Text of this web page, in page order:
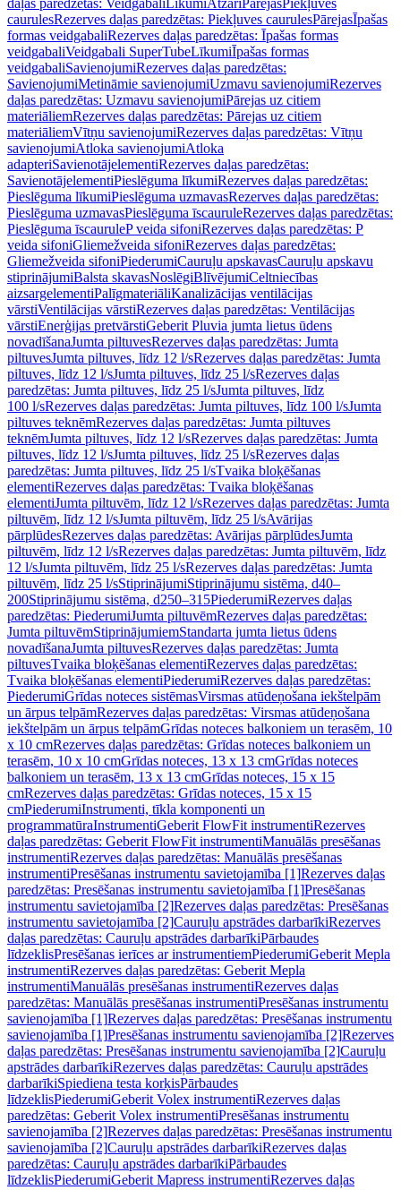
daļas paredzētas: Veidgabali LīkumiAtzari PārejasPiekļuves
caurulesRezerves daļas paredzētas: Piekļuves caurulesPārejasĪpašas
formas veidgabaliRezerves daļas paredzētas: Īpašas formas
veidgabaliVeidgabali SuperTubeLīkumiĪpašas formas
veidgabaliSavienojumiRezerves daļas paredzētas:
SavienojumiMetināmie savienojumiUzmavu savienojumiRezerves
daļas paredzētas: Uzmavu savienojumiPārejas uz citiem
materiāliemRezerves daļas paredzētas: Pārejas uz citiem
materiāliemVītņu savienojumiRezerves daļas paredzētas: Vītņu
savienojumiAtloka savienojumiAtloka
adapteriSavienotājelementiRezerves daļas paredzētas:
SavienotājelementiPieslēguma līkumiRezerves daļas paredzētas:
Pieslēguma līkumiPieslēguma uzmavasRezerves daļas paredzētas:
Pieslēguma uzmavasPieslēguma īscauruleRezerves daļas paredzētas:
Pieslēguma īscauruleP veida sifoniRezerves daļas paredzētas: P
veida sifoniGliemežveida sifoniRezerves daļas paredzētas:
Gliemežveida sifoniPiederumiCauruļu apskavasCauruļu apskavu
stiprinājumiBalsta skavasNoslēgiBlīvējumiCeltniecības
aizsargelementiPalīgmateriāliKanalizācijas ventilācijas
vārstiVentilācijas vārstiRezerves daļas paredzētas: Ventilācijas
vārstiEnerģijas pretvārstiGeberit Pluvia jumta lietus ūdens
novadīšanaJumta piltuvesRezerves daļas paredzētas: Jumta
piltuvesJumta piltuves, līdz 12 l/sRezerves daļas paredzētas: Jumta
piltuves, līdz 12 l/sJumta piltuves, līdz 25 l/sRezerves daļas
paredzētas: Jumta piltuves, līdz 25 l/sJumta piltuves, līdz
100 l/sRezerves daļas paredzētas: Jumta piltuves, līdz 100 l/sJumta
piltuves teknēmRezerves daļas paredzētas: Jumta piltuves
teknēmJumta piltuves, līdz 12 l/sRezerves daļas paredzētas: Jumta
piltuves, līdz 12 l/sJumta piltuves, līdz 25 l/sRezerves daļas
paredzētas: Jumta piltuves, līdz 25 l/sTvaika bloķēšanas
elementiRezerves daļas paredzētas: Tvaika bloķēšanas
elementiJumta piltuvēm, līdz 12 l/sRezerves daļas paredzētas: Jumta
piltuvēm, līdz 12 l/sJumta piltuvēm, līdz 25 l/sAvārijas
pārplūdesRezerves daļas paredzētas: Avārijas pārplūdesJumta
piltuvēm, līdz 12 l/sRezerves daļas paredzētas: Jumta piltuvēm, līdz
12 l/sJumta piltuvēm, līdz 25 l/sRezerves daļas paredzētas: Jumta
piltuvēm, līdz 25 l/sStiprinājumiStiprinājumu sistēma, d40–
200Stiprinājumu sistēma, d250–315PiederumiRezerves daļas
paredzētas: PiederumiJumta piltuvēmRezerves daļas paredzētas:
Jumta piltuvēmStiprinājumiemStandarta jumta lietus ūdens
novadīšanaJumta piltuvesRezerves daļas paredzētas: Jumta
piltuvesTvaika bloķēšanas elementiRezerves daļas paredzētas:
Tvaika bloķēšanas elementiPiederumiRezerves daļas paredzētas:
PiederumiGrīdas noteces sistēmasVirsmas atūdeņošana iekštelpām
un ārpus telpāmRezerves daļas paredzētas: Virsmas atūdeņošana
iekštelpām un ārpus telpāmGrīdas noteces balkoniem un terasēm, 10
x 10 cmRezerves daļas paredzētas: Grīdas noteces balkoniem un
terasēm, 10 x 10 cmGrīdas noteces, 13 x 13 cmGrīdas noteces
balkoniem un terasēm, 13 x 13 cmGrīdas noteces, 15 x 15
cmRezerves daļas paredzētas: Grīdas noteces, 15 x 15
cmPiederumiInstrumenti, tīkla komponenti un
programmatūraInstrumentiGeberit FlowFit instrumentiRezerves
daļas paredzētas: Geberit FlowFit instrumentiManuālās presēšanas
instrumentiRezerves daļas paredzētas: Manuālās presēšanas
instrumentiPresēšanas instrumentu savietojamība [1]Rezerves daļas
paredzētas: Presēšanas instrumentu savietojamība [1]Presēšanas
instrumentu savietojamība [2]Rezerves daļas paredzētas: Presēšanas
instrumentu savietojamība [2]Cauruļu apstrādes darbarīkiRezerves
daļas paredzētas: Cauruļu apstrādes darbarīkiPārbaudes
līdzeklisPresēšanas ierīces ar instrumentiemPiederumiGeberit Mepla
instrumentiRezerves daļas paredzētas: Geberit Mepla
instrumentiManuālās presēšanas instrumentiRezerves daļas
paredzētas: Manuālās presēšanas instrumentiPresēšanas instrumentu
savienojamība [1]Rezerves daļas paredzētas: Presēšanas instrumentu
savienojamība [1]Presēšanas instrumentu savienojamība [2]Rezerves
daļas paredzētas: Presēšanas instrumentu savienojamība [2]Cauruļu
apstrādes darbarīkiRezerves daļas paredzētas: Cauruļu apstrādes
darbarīkiSpiediena testa korķisPārbaudes
līdzeklisPiederumiGeberit Volex instrumentiRezerves daļas
paredzētas: Geberit Volex instrumentiPresēšanas instrumentu
savienojamība [2]Rezerves daļas paredzētas: Presēšanas instrumentu
savienojamība [2]Cauruļu apstrādes darbarīkiRezerves daļas
paredzētas: Cauruļu apstrādes darbarīkiPārbaudes
līdzeklisPiederumiGeberit Mapress instrumentiRezerves daļas